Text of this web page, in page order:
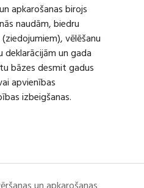
apkarošanas birojs
naudām, biedru
vēlēšanu
deklarācijām un gada
bāzes desmit gadus
apvienības
izbeigšanas.